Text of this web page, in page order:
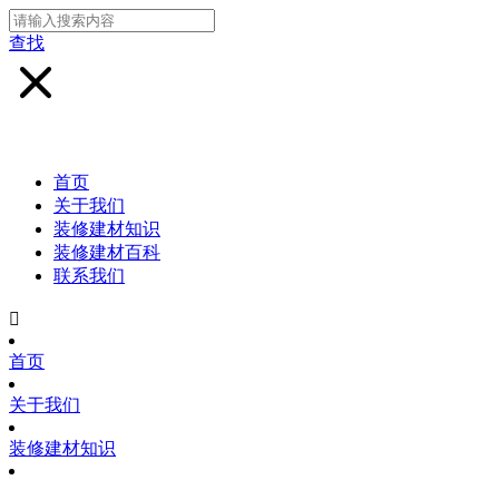
查找
首页
关于我们
装修建材知识
装修建材百科
联系我们

首页
关于我们
装修建材知识